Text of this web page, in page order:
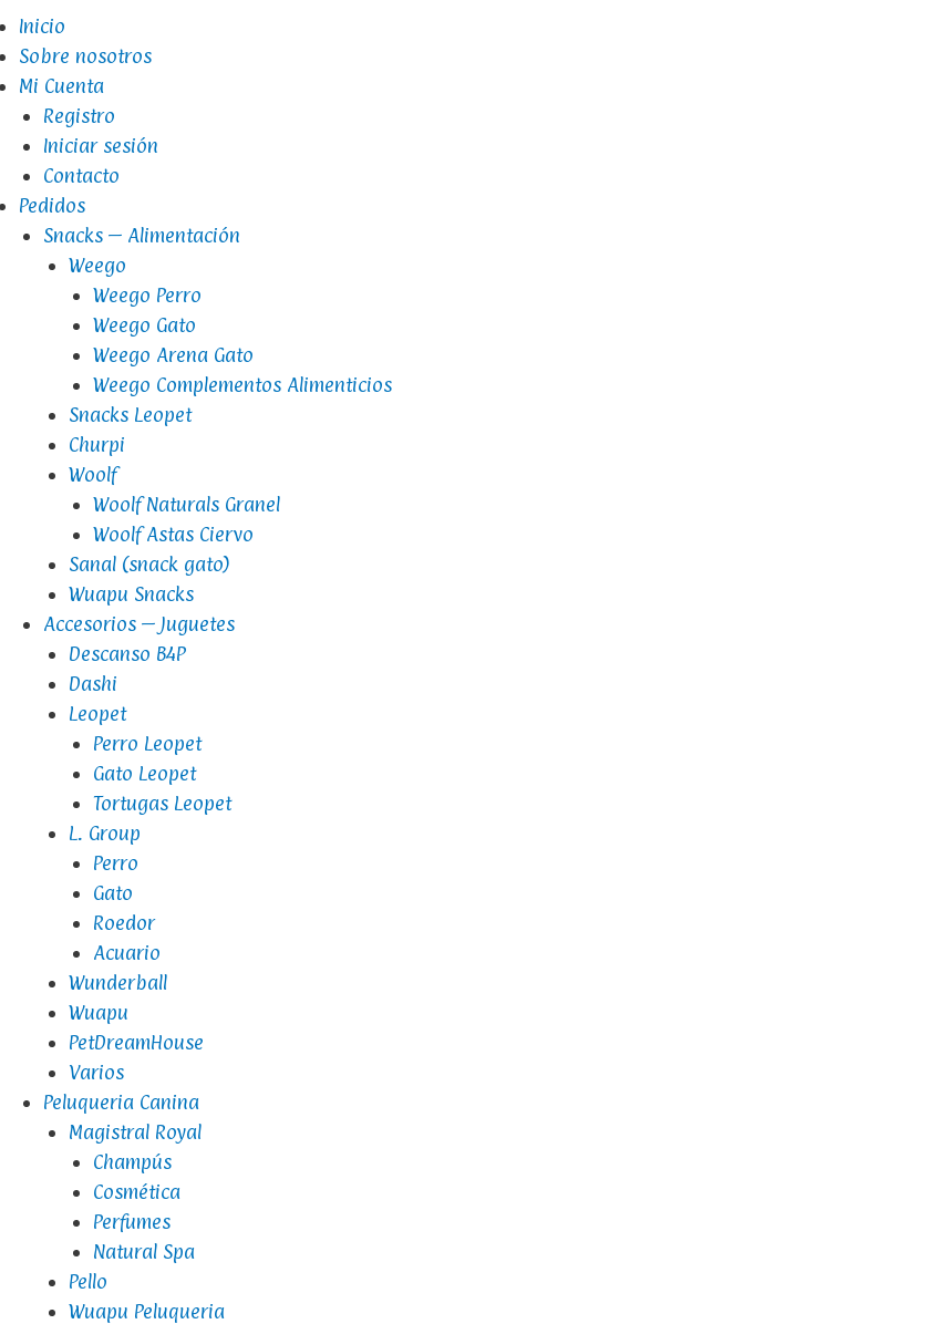
Inicio
Sobre nosotros
Mi Cuenta
Registro
Iniciar sesión
Contacto
Pedidos
Snacks – Alimentación
Weego
Weego Perro
Weego Gato
Weego Arena Gato
Weego Complementos Alimenticios
Snacks Leopet
Churpi
Woolf
Woolf Naturals Granel
Woolf Astas Ciervo
Sanal (snack gato)
Wuapu Snacks
Accesorios – Juguetes
Descanso B4P
Dashi
Leopet
Perro Leopet
Gato Leopet
Tortugas Leopet
L. Group
Perro
Gato
Roedor
Acuario
Wunderball
Wuapu
PetDreamHouse
Varios
Peluqueria Canina
Magistral Royal
Champús
Cosmética
Perfumes
Natural Spa
Pello
Wuapu Peluqueria